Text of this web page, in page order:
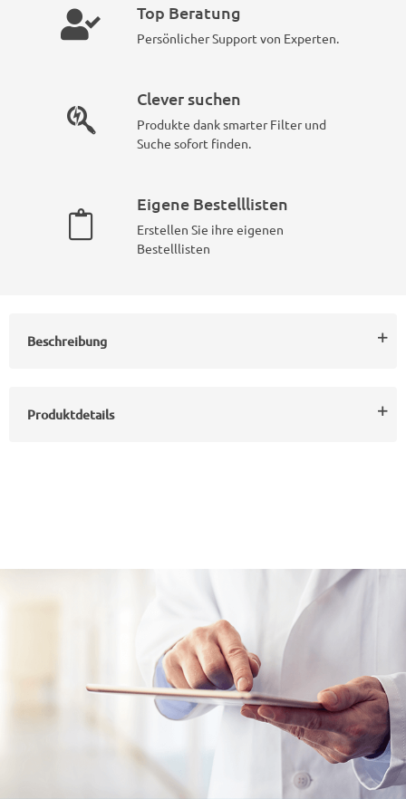
Top Beratung
Persönlicher Support von Experten.
Clever suchen
Produkte dank smarter Filter und
Suche sofort finden.
Eigene Bestelllisten
Erstellen Sie ihre eigenen
Bestelllisten
Beschreibung
Produktdetails